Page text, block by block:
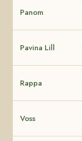
Panom
Pavina Lill
Rappa
Voss